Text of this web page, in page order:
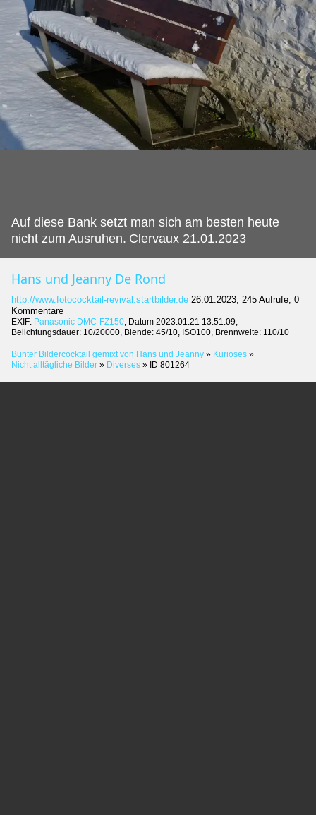
Auf diese Bank setzt man sich am besten heute
nicht zum Ausruhen. Clervaux 21.01.2023
Hans und Jeanny De Rond
http://www.fotococktail-revival.startbilder.de 26.01.2023, 245 Aufrufe, 0
Kommentare
EXIF: Panasonic DMC-FZ150, Datum 2023:01:21 13:51:09,
Belichtungsdauer: 10/20000, Blende: 45/10, ISO100, Brennweite: 110/10
Bunter Bildercocktail gemixt von Hans und Jeanny » Kurioses »
Nicht alltägliche Bilder » Diverses » ID 801264